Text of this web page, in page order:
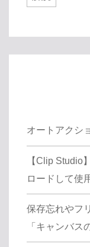
オートアクシ
【Clip Studio
ロードして使
保存忘れやフ
「キャンバス